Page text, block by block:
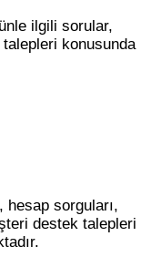
ilgili sorular,
konusunda
sorguları,
destek talepleri